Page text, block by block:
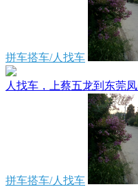
拼车搭车/人找车
人找车，上蔡五龙到东莞
拼车搭车/人找车